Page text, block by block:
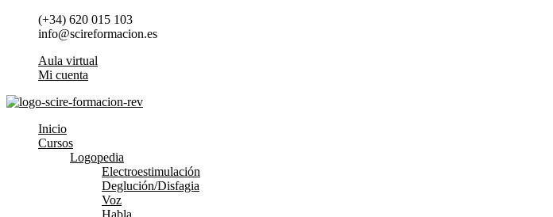
(+34) 620 015 103
info@scireformacion.es
Aula virtual
Mi cuenta
Inicio
Cursos
Logopedia
Electroestimulación
Deglución/Disfagia
Voz
Habla